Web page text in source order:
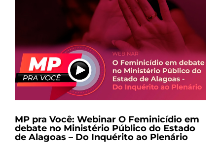
MP pra Você: Webinar O Feminicídio em
debate no Ministério Público do Estado
de Alagoas – Do Inquérito ao Plenário